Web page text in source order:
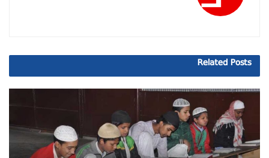
Related Posts